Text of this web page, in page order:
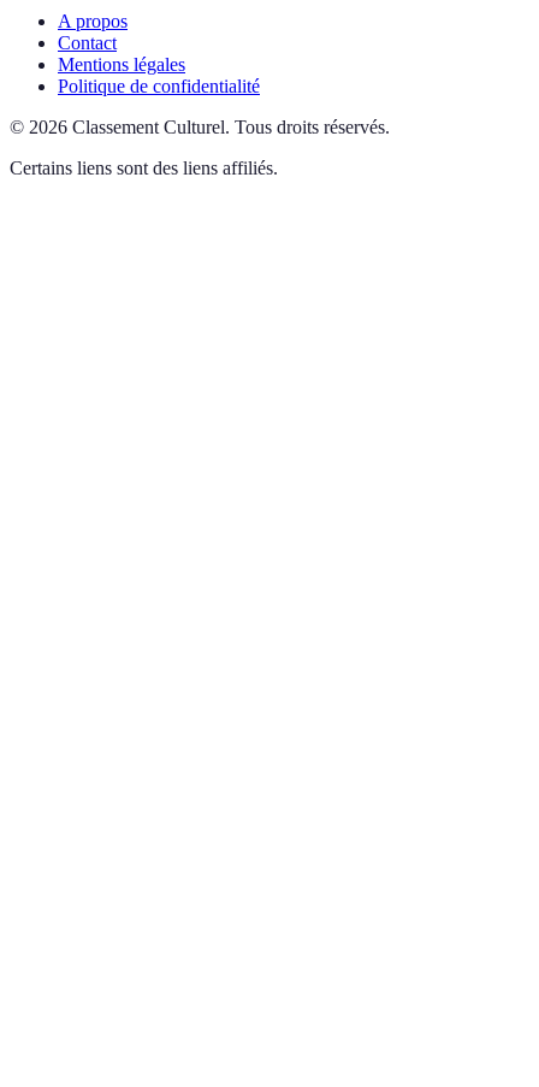
A propos
Contact
Mentions légales
Politique de confidentialité
© 2026 Classement Culturel. Tous droits réservés.
Certains liens sont des liens affiliés.